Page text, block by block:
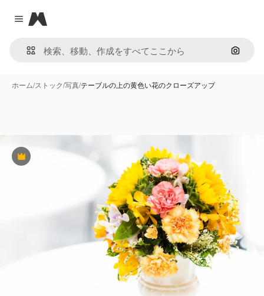
Close menu
Magnific
画像で
ホーム/ストック/写真/テーブルの上の黄色い花のクローズアップ
Premium